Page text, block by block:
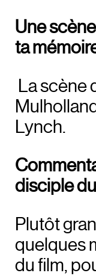
Une
ta
La scène
Lynch.
disciple
Plutôt
quelques
du film,